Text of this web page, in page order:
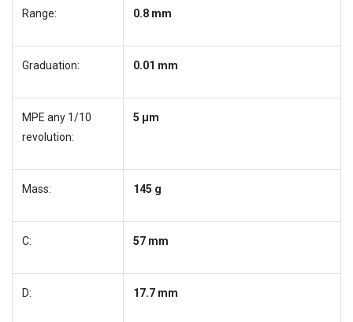
Range: 0.8 mm
Graduation: 0.01 mm
MPE any 1/10
revolution:
5 µm
Mass: 145 g
C: 57 mm
D: 17.7 mm